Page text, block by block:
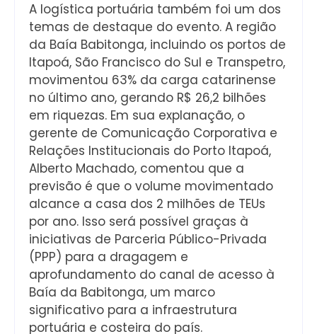
A logística portuária também foi um dos
temas de destaque do evento. A região
da Baía Babitonga, incluindo os portos de
Itapoá, São Francisco do Sul e Transpetro,
movimentou 63% da carga catarinense
no último ano, gerando R$ 26,2 bilhões
em riquezas. Em sua explanação, o
gerente de Comunicação Corporativa e
Relações Institucionais do Porto Itapoá,
Alberto Machado, comentou que a
previsão é que o volume movimentado
alcance a casa dos 2 milhões de TEUs
por ano. Isso será possível graças à
iniciativas de Parceria Público-Privada
(PPP) para a dragagem e
aprofundamento do canal de acesso à
Baía da Babitonga, um marco
significativo para a infraestrutura
portuária e costeira do país.